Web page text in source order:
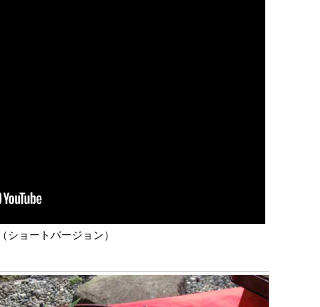
（ショートバージョン）